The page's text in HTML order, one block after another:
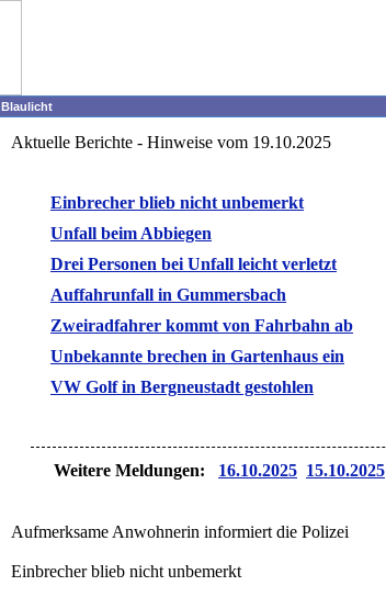
Blaulicht
Aktuelle Berichte - Hinweise vom 19.10.2025
Einbrecher blieb nicht unbemerkt
Unfall beim Abbiegen
Drei Personen bei Unfall leicht verletzt
Auffahrunfall in Gummersbach
Zweiradfahrer kommt von Fahrbahn ab
Unbekannte brechen in Gartenhaus ein
VW Golf in Bergneustadt gestohlen
Weitere Meldungen: 16.10.2025 15.10.2025
Aufmerksame Anwohnerin informiert die Polizei
Einbrecher blieb nicht unbemerkt